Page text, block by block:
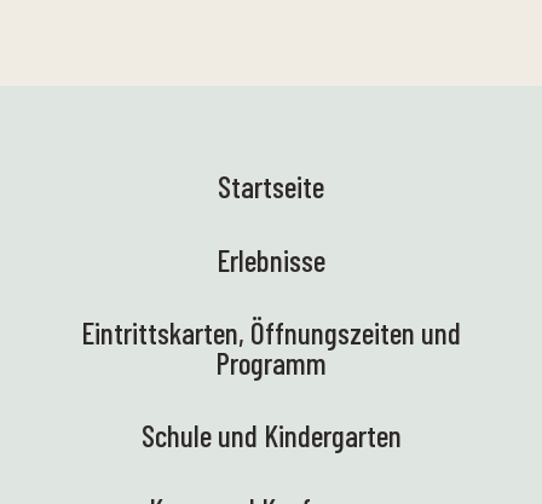
Startseite
Erlebnisse
Eintrittskarten, Öffnungszeiten und
Programm
Schule und Kindergarten